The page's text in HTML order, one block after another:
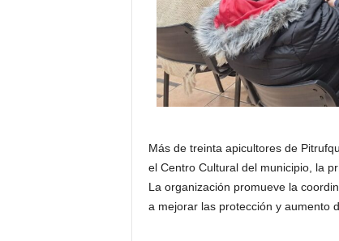
Más de treinta apicultores de
el Centro Cultural del municipio, la
La organización promueve la
a mejorar las protección y aumento